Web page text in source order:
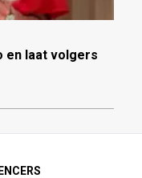
en laat volgers